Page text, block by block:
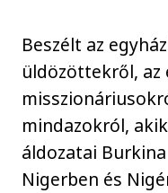
Beszélt az
üldözöttekről,
mindazokról,
áldozatai
Nigerben és